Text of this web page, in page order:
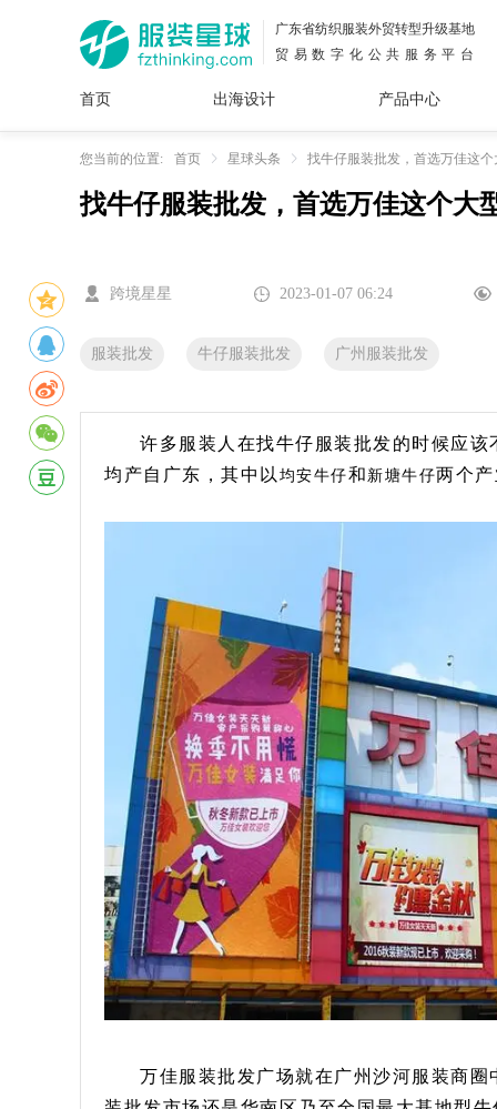
广东省纺织服装外贸转型升级基地
贸易数字化公共服务平台
首页 出海设计
面料
花型
插画
图案
服装
设计
产品中心
女装
内衣
男装
运动
服
童装
牛仔
服装
您当前的位置: 首页 星球头条 找牛仔服装批发，首选万佳这
找牛仔服装批发，首选万佳这个大
跨境星星 2023-01-07 06:24
服装批发 牛仔服装批发 广州服装批发
许多服装人在找牛仔服装批发的时候应
均产自广东，其中以 均安牛仔和 新塘牛仔两个
万佳服装批发广场就在广州沙河服装商